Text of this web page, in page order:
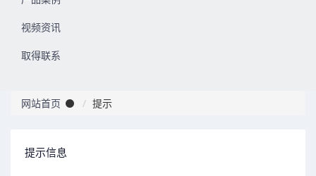
视频资讯
取得联系
网站首页 提示
提示信息